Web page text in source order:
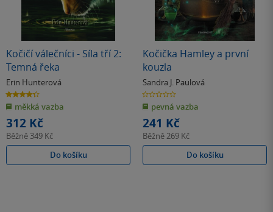
Kočičí válečníci - Síla tří 2:
Temná řeka
Erin Hunterová
4.3
z
5
hvězdiček
měkká vazba
312 Kč
Běžně 349 Kč
Do košíku
Kočička Hamley a první
kouzla
Sandra J. Paulová
0.0
z
5
hvězdiček
pevná vazba
241 Kč
Běžně269 Kč
Do košíku